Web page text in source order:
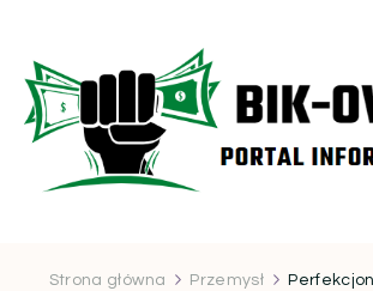
Strona główna Przemysł